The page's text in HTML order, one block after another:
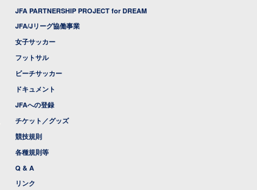
JFA PARTNERSHIP PROJECT for DREAM
JFA/Jリーグ協働事業
女子サッカー
フットサル
ビーチサッカー
ドキュメント
JFAへの登録
チケット／グッズ
競技規則
各種規則等
Q & A
リンク